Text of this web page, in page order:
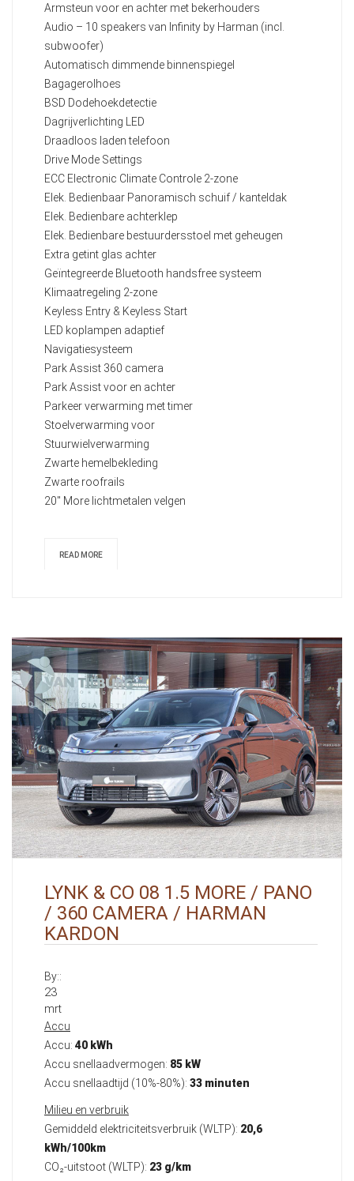
Armsteun voor en achter met bekerhouders
Audio – 10 speakers van Infinity by Harman (incl.
subwoofer)
Automatisch dimmende binnenspiegel
Bagagerolhoes
BSD Dodehoekdetectie
Dagrijverlichting LED
Draadloos laden telefoon
Drive Mode Settings
ECC Electronic Climate Controle 2-zone
Elek. Bedienbaar Panoramisch schuif / kanteldak
Elek. Bedienbare achterklep
Elek. Bedienbare bestuurdersstoel met geheugen
Extra getint glas achter
Geïntegreerde Bluetooth handsfree systeem
Klimaatregeling 2-zone
Keyless Entry & Keyless Start
LED koplampen adaptief
Navigatiesysteem
Park Assist 360 camera
Park Assist voor en achter
Parkeer verwarming met timer
Stoelverwarming voor
Stuurwielverwarming
Zwarte hemelbekleding
Zwarte roofrails
20" More lichtmetalen velgen
READ MORE
LYNK & CO 08 1.5 MORE / PANO
/ 360 CAMERA / HARMAN
KARDON
By::
23
mrt
Accu
Accu: 40 kWh
Accu snellaadvermogen: 85 kW
Accu snellaadtijd (10%-80%): 33 minuten
Milieu en verbruik
Gemiddeld elektriciteitsverbruik (WLTP): 20,6
kWh/100km
CO₂-uitstoot (WLTP): 23 g/km